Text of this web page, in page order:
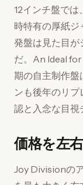
12インチ盤で
時特有の厚紙
発盤は見た目が
だ。An Ideal
期の自主制作盤
ンも後年のリ
認と入念な目視
価格を左
Joy Divisionの